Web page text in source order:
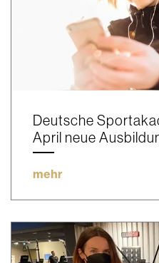
Deutsche
April neue
mehr